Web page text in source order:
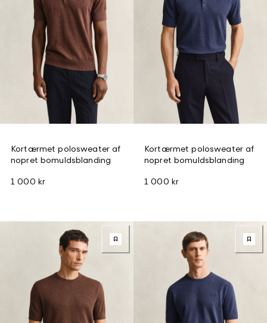
Kortærmet polosweater af
nopret bomuldsblanding
1 000 kr
Kortærmet polosweater af
nopret bomuldsblanding
1 000 kr